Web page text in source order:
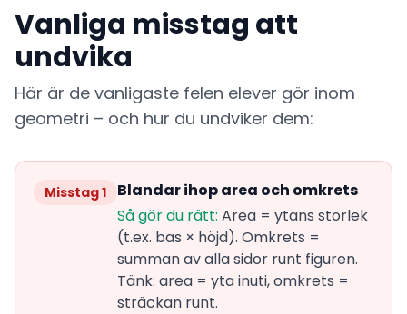
Vanliga misstag att
undvika
Här är de vanligaste felen elever gör inom
geometri – och hur du undviker dem:
Misstag 1
Blandar ihop area och omkrets
Så gör du rätt: Area = ytans storlek
(t.ex. bas × höjd). Omkrets =
summan av alla sidor runt figuren.
Tänk: area = yta inuti, omkrets =
sträckan runt.